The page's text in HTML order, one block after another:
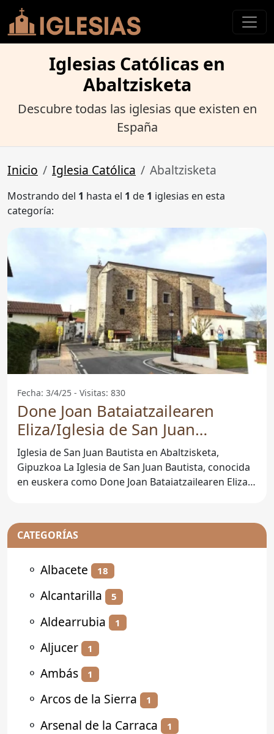
Iglesias Católicas en
Abaltzisketa
Descubre todas las iglesias que existen en
España
Inicio Iglesia Católica Abaltzisketa
Mostrando del 1 hasta el 1 de 1 iglesias en esta
categoría:
Fecha: 3/4/25 - Visitas: 830
Done Joan Bataiatzailearen
Eliza/Iglesia de San Juan
Bautista - Abaltzisketa
Iglesia de San Juan Bautista en Abaltzisketa,
Gipuzkoa La Iglesia de San Juan Bautista, conocida
en euskera como Done Joan Bataiatzailearen Eliza,
CATEGORÍAS
⚬ Albacete 18
⚬ Alcantarilla 5
⚬ Aldearrubia 1
⚬ Aljucer 1
⚬ Ambás 1
⚬ Arcos de la Sierra 1
⚬ Arsenal de la Carraca 1